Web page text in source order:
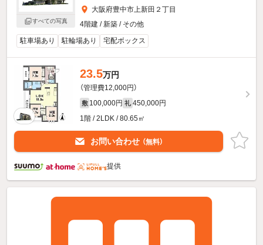
すべての写真
大阪府豊中市上新田２丁目
4階建 / 新築 / その他
駐車場あり
駐輪場あり 宅配ボックス
23.5万円
（管理費12,000円）
敷 100,000円 礼 450,000円
1階 / 2LDK / 80.65㎡
お問い合わせ （無料）
提供